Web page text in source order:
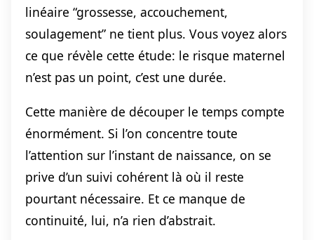
linéaire “grossesse, accouchement,
soulagement” ne tient plus. Vous voyez alors
ce que révèle cette étude: le risque maternel
n’est pas un point, c’est une durée.
Cette manière de découper le temps compte
énormément. Si l’on concentre toute
l’attention sur l’instant de naissance, on se
prive d’un suivi cohérent là où il reste
pourtant nécessaire. Et ce manque de
continuité, lui, n’a rien d’abstrait.